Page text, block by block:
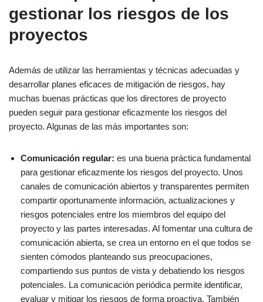
gestionar los riesgos de los
proyectos
Además de utilizar las herramientas y técnicas adecuadas y
desarrollar planes eficaces de mitigación de riesgos, hay
muchas buenas prácticas que los directores de proyecto
pueden seguir para gestionar eficazmente los riesgos del
proyecto. Algunas de las más importantes son:
Comunicación regular: es una buena práctica fundamental
para gestionar eficazmente los riesgos del proyecto. Unos
canales de comunicación abiertos y transparentes permiten
compartir oportunamente información, actualizaciones y
riesgos potenciales entre los miembros del equipo del
proyecto y las partes interesadas. Al fomentar una cultura de
comunicación abierta, se crea un entorno en el que todos se
sienten cómodos planteando sus preocupaciones,
compartiendo sus puntos de vista y debatiendo los riesgos
potenciales. La comunicación periódica permite identificar,
evaluar y mitigar los riesgos de forma proactiva. También